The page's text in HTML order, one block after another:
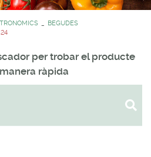
BEGUDES
per trobar el producte
ràpida